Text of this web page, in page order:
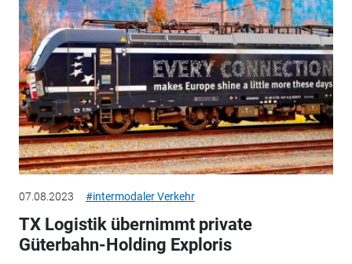
07.08.2023 #intermodaler Verkehr
TX Logistik übernimmt private
Güterbahn-Holding Exploris